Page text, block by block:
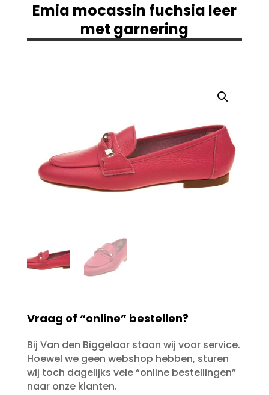
Emia mocassin fuchsia leer
met garnering
Vraag of “online” bestellen?
Bij Van den Biggelaar staan wij voor service.
Hoewel we geen webshop hebben, sturen
wij toch dagelijks vele “online bestellingen”
naar onze klanten.